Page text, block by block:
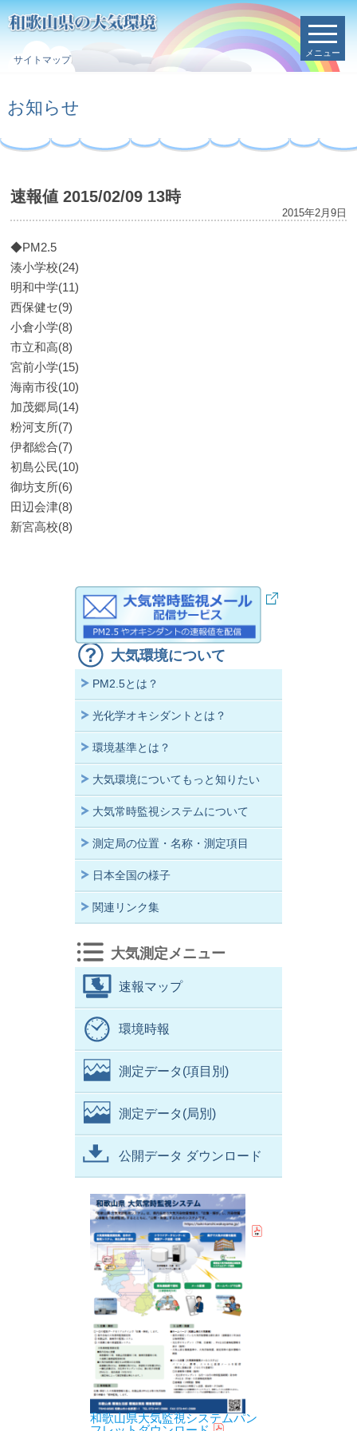
サイトマップ
メニュー
お知らせ
速報値 2015/02/09 13時
2015年2月9日
◆PM2.5
湊小学校(24)
明和中学(11)
西保健セ(9)
小倉小学(8)
市立和高(8)
宮前小学(15)
海南市役(10)
加茂郷局(14)
粉河支所(7)
伊都総合(7)
初島公民(10)
御坊支所(6)
田辺会津(8)
新宮高校(8)
大気環境について
PM2.5とは？
光化学オキシダントとは？
環境基準とは？
大気環境についてもっと知りたい
大気常時監視システムについて
測定局の位置・名称・測定項目
日本全国の様子
関連リンク集
大気測定メニュー
速報マップ
環境時報
測定データ(項目別)
測定データ(局別)
公開データ ダウンロード
和歌山県大気監視システムパン